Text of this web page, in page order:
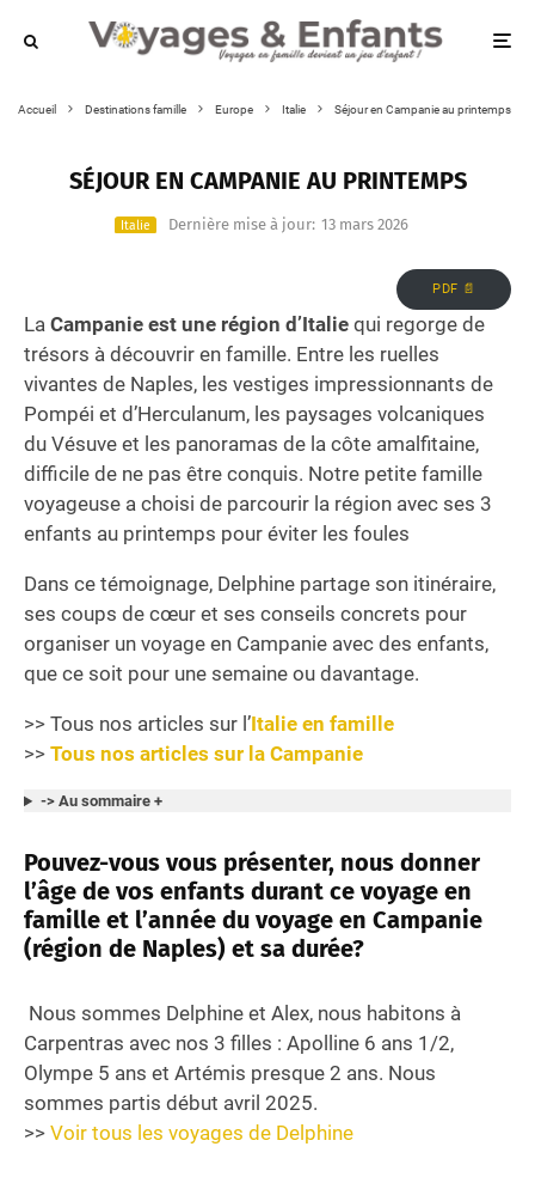
Accueil Destinations famille Europe Italie Séjour en Campanie au printemps
SÉJOUR EN CAMPANIE AU PRINTEMPS
Italie Dernière mise à jour: 13 mars 2026
PDF 📄
La Campanie est une région d’Italie qui regorge de
trésors à découvrir en famille. Entre les ruelles
vivantes de Naples, les vestiges impressionnants de
Pompéi et d’Herculanum, les paysages volcaniques
du Vésuve et les panoramas de la côte amalfitaine,
difficile de ne pas être conquis. Notre petite famille
voyageuse a choisi de parcourir la région avec ses 3
enfants au printemps pour éviter les foules
Dans ce témoignage, Delphine partage son itinéraire,
ses coups de cœur et ses conseils concrets pour
organiser un voyage en Campanie avec des enfants,
que ce soit pour une semaine ou davantage.
>> Tous nos articles sur l’Italie en famille
>> Tous nos articles sur la Campanie
-> Au sommaire +
Pouvez-vous vous présenter, nous donner
l’âge de vos enfants durant ce voyage en
famille et l’année du voyage en Campanie
(région de Naples) et sa durée?
Nous sommes Delphine et Alex, nous habitons à
Carpentras avec nos 3 filles : Apolline 6 ans 1/2,
Olympe 5 ans et Artémis presque 2 ans. Nous
sommes partis début avril 2025.
>> Voir tous les voyages de Delphine